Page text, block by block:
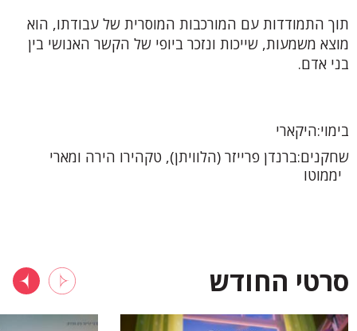
תוך התמודדות עם המורכבות המוסרית של עבודתו, הוא
מוצא משמעות, שייכות ונזכר ביופי של הקשר האנושי בין
בני אדם.
בימוי היקארי
שחקנים ברנדן פרייזר (הלוויתן), טקהירו הירה ומארי
יממוטו
סרטי החודש